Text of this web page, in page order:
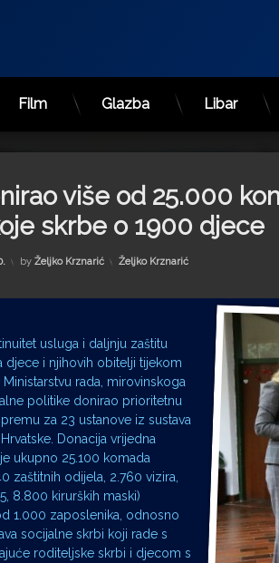
Film Glazba Libar
više od 25.000
skrbe o 1900 djece
by Željko Krznarić Kategorije:
Željko Krznarić
usluga i daljnju zaštitu
djece i njihovih obitelji tijekom
Ministarstvu rada, mirovinskoga
politike donirao prioritetnu
za 23 ustanove iz sustava
Donacija vrijedna
ukupno 25.100 komada
zaštitnih odijela, 2.760 vizira,
8.800 kirurških maski)
1.000 zaposlenika, odnosno
socijalne skrbi koji rade s
roditeljske skrbi i djecom s